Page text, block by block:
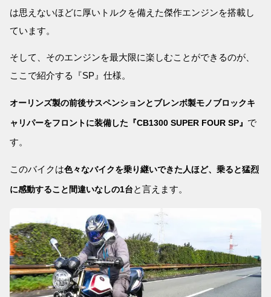
は思えないほどに厚いトルクを備えた傑作エンジンを搭載し
ています。
そして、そのエンジンを最大限に楽しむことができるのが、
ここで紹介する『SP』仕様。
オーリンズ製の前後サスペンションとブレンボ製モノブロックキ
ャリパーをフロントに装備した『CB1300 SUPER FOUR SP』 で
す。
このバイクは色々なバイクを乗り継いできた人ほど、乗ると猛烈
に感動すること間違いなしの1台と言えます。